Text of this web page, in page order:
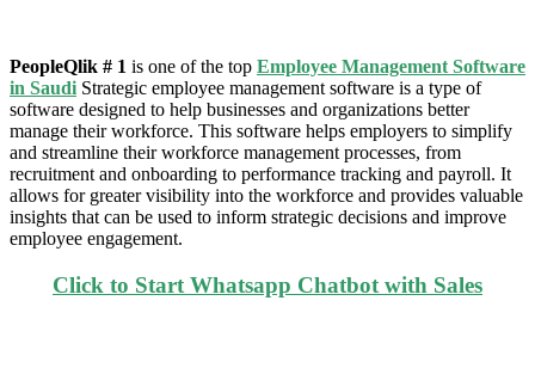
PeopleQlik # 1 is one of the top Employee Management Software
in Saudi Strategic employee management software is a type of
software designed to help businesses and organizations better
manage their workforce. This software helps employers to simplify
and streamline their workforce management processes, from
recruitment and onboarding to performance tracking and payroll. It
allows for greater visibility into the workforce and provides valuable
insights that can be used to inform strategic decisions and improve
employee engagement.
Click to Start Whatsapp Chatbot with Sales